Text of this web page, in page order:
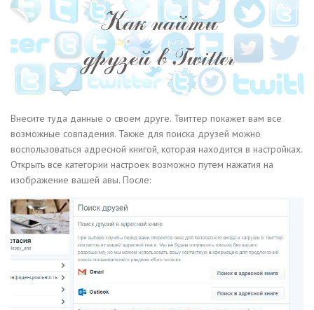
Внесите туда данные о своем друге. Твиттер покажет вам все
возможные совпадения. Также для поиска друзей можно
воспользоваться адресной книгой, которая находится в настройках.
Открыть все категории настроек возможно путем нажатия на
изображение вашей авы. После: